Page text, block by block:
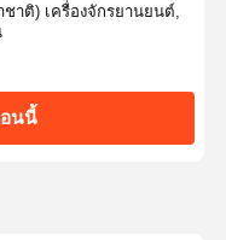
าติ) เครื่องจักรยานยนต์,
นนี้